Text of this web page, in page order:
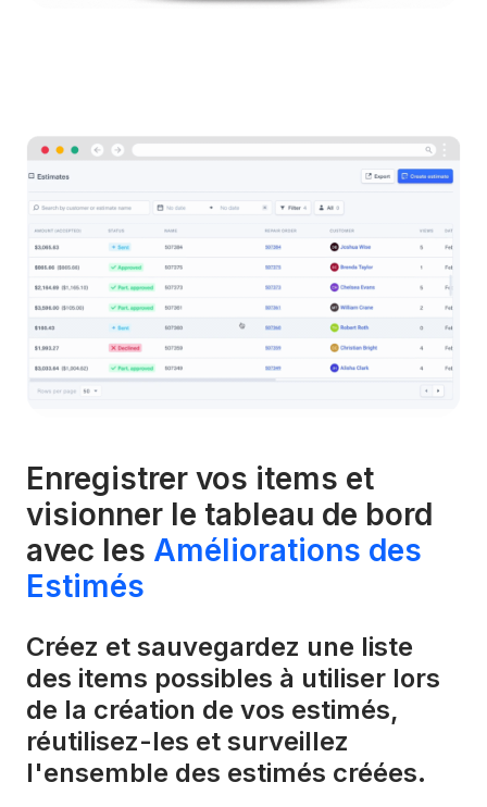
Enregistrer vos items et
visionner le tableau de bord
avec les Améliorations des
Estimés
Créez et sauvegardez une liste
des items possibles à utiliser lors
de la création de vos estimés,
réutilisez-les et surveillez
l'ensemble des estimés créées.